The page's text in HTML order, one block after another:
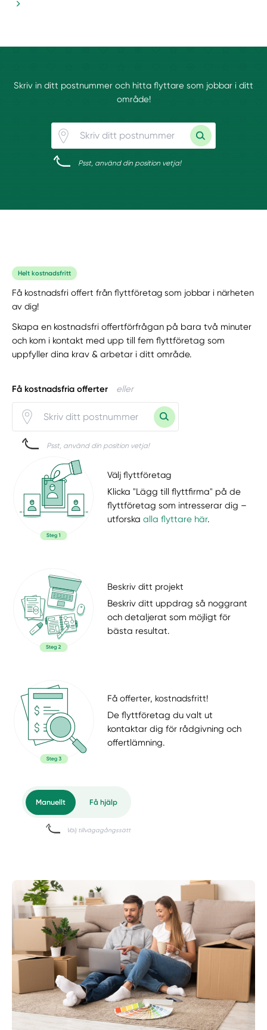
Skriv in ditt postnummer och hitta flyttare som jobbar i ditt
område!
Psst, använd din position vetja!
Helt kostnadsfritt
Få kostnadsfri offert från flyttföretag som jobbar i närheten
av dig!
Skapa en kostnadsfri offertförfrågan på bara två minuter
och kom i kontakt med upp till fem flyttföretag som
uppfyller dina krav & arbetar i ditt område.
Få kostnadsfria offerter eller
Psst, använd din position vetja!
Välj flyttföretag
Klicka "Lägg till flyttfirma" på de
flyttföretag som intresserar dig –
utforskaalla flyttare här.
Beskriv ditt projekt
Beskriv ditt uppdrag så noggrant
och detaljerat som möjligt för
bästa resultat.
Få offerter, kostnadsfritt!
De flyttföretag du valt ut
kontaktar dig för rådgivning och
offertlämning.